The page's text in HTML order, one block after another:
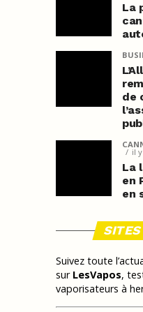
La
de
il
La
en
en
Suivez toute
sur LesVapos,
vaporisateurs à